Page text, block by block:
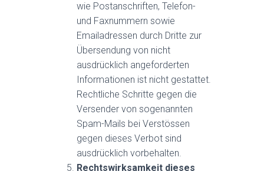
wie Postanschriften, Telefon-
und Faxnummern sowie
Emailadressen durch Dritte zur
Übersendung von nicht
ausdrücklich angeforderten
Informationen ist nicht gestattet.
Rechtliche Schritte gegen die
Versender von sogenannten
Spam-Mails bei Verstössen
gegen dieses Verbot sind
ausdrücklich vorbehalten.
Rechtswirksamkeit dieses